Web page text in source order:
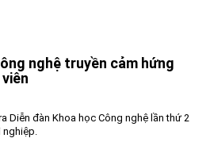
triển
▼
nghệ truyền cảm hứng
Diễn đàn Khoa học Công nghệ lần thứ 2
nghiệp.